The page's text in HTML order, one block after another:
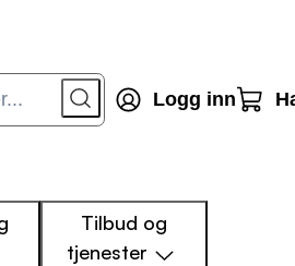
Logg inn
Tilbud og
tjenester